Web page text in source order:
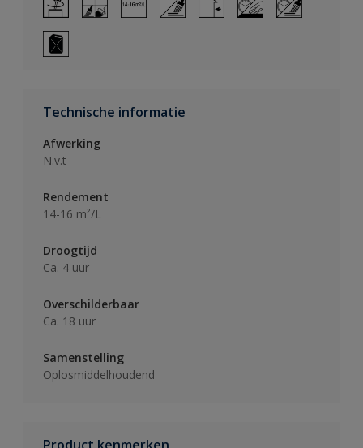
Technische informatie
Afwerking
N.v.t
Rendement
14-16 m²/L
Droogtijd
Ca. 4 uur
Overschilderbaar
Ca. 18 uur
Samenstelling
Oplosmiddelhoudend